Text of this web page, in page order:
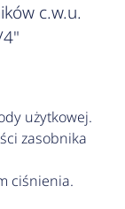
c.w.u.
użytkowej.
zasobnika
ciśnienia.